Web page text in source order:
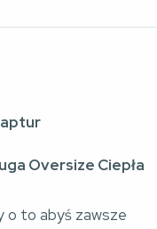
Oversize Ciepła
o to abyś zawsze